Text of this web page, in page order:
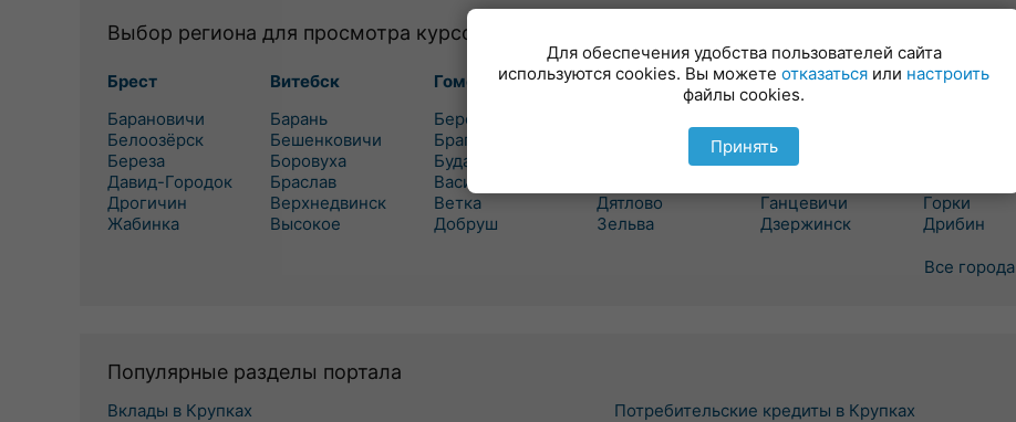
Выбор региона для просмотра курсов валют
Брест
Барановичи
Белоозёрск
Береза
Давид-Городок
Дрогичин
Жабинка
Витебск
Барань
Бешенковичи
Боровуха
Браслав
Верхнедвинск
Высокое
Гомель
Березовка
Брагин
Буда-Кошелево
Василевичи
Ветка
Добруш
Гродно
Дятлово
Зельва
Минск
Борисов
Вилейка
Ганцевичи
Дзержинск
Могилев
Горки
Дрибин
Все города
Популярные разделы портала
Вклады в Крупках
Потребительские кредиты в Крупках
Для обеспечения удобства пользователей сайта
используются cookies. Вы можете отказаться или настроить
файлы cookies.
Принять